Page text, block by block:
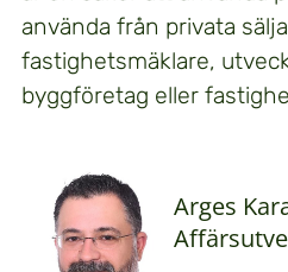
använda från privata
fastighetsmäklare,
byggföretag eller
Arges